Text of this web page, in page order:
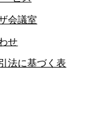
会議室
せ
法に基づく表